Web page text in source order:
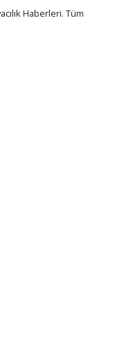
Haberleri. Tüm